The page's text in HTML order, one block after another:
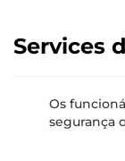
Services
Os
segurança